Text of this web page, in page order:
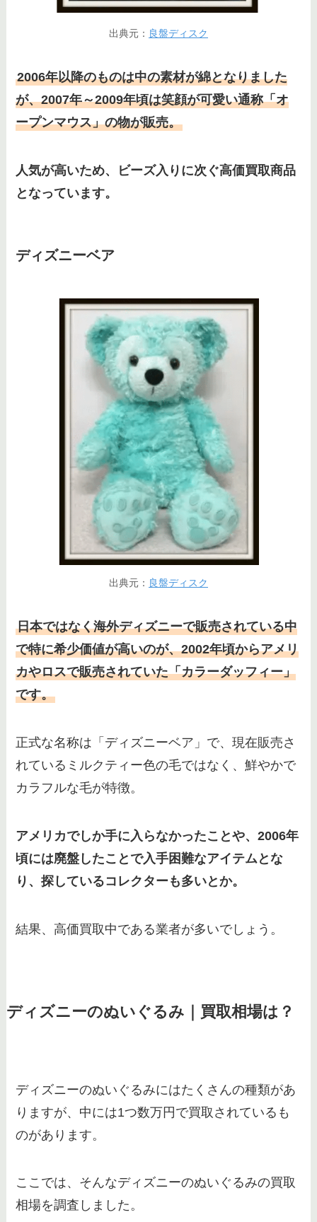
出典元： 良盤ディスク
2006年以降のものは中の素材が綿となりました
が、2007年～2009年頃は笑顔が可愛い通称「オ
ープンマウス」の物が販売。
人気が高いため、ビーズ入りに次ぐ高価買取商品
となっています。
ディズニーベア
出典元： 良盤ディスク
日本ではなく海外ディズニーで販売されている中
で特に希少価値が高いのが、2002年頃からアメリ
カやロスで販売されていた「カラーダッフィー」
です。
正式な名称は「ディズニーベア」で、現在販売さ
れているミルクティー色の毛ではなく、鮮やかで
カラフルな毛が特徴。
アメリカでしか手に入らなかったことや、2006年
頃には廃盤したことで入手困難なアイテムとな
り、探しているコレクターも多いとか。
結果、高価買取中である業者が多いでしょう。
ディズニーのぬいぐるみ｜買取相場は？
ディズニーのぬいぐるみにはたくさんの種類があ
りますが、中には1つ数万円で買取されているも
のがあります。
ここでは、そんなディズニーのぬいぐるみの買取
相場を調査しました。